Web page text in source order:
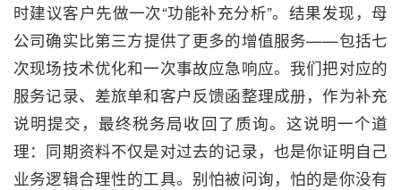
时建议客户先做一次“功能补充分析”。结果发现，母
公司确实比第三方提供了更多的增值服务——包括七
次现场技术优化和一次事故应急响应。我们把对应的
服务记录、差旅单和客户反馈函整理成册，作为补充
说明提交，最终税务局收回了质询。这说明一个道
理：同期资料不仅是对过去的记录，也是你证明自己
业务逻辑合理性的工具。别怕被问询，怕的是你没有